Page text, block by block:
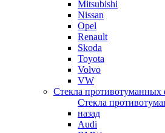
Mitsubishi
Nissan
Opel
Renault
Skoda
Toyota
Volvo
VW
Стекла противотуманных
Стекла
назад
Audi